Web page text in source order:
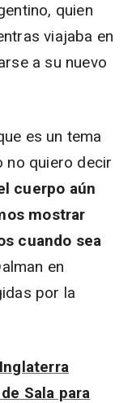
quien
viajaba en
a su nuevo
es un tema
no quiero decir
cuerpo aún
mostrar
cuando sea
en
por la
Sala para